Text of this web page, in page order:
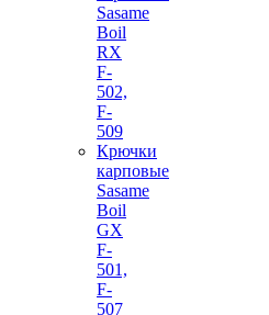
Sasame
Boil
RX
F-
502,
F-
509
Крючки
карповые
Sasame
Boil
GX
F-
501,
F-
507